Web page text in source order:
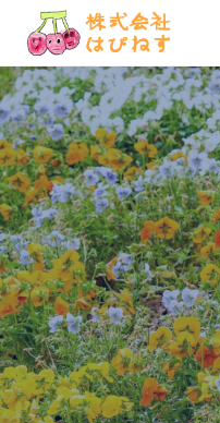
お知らせコラム